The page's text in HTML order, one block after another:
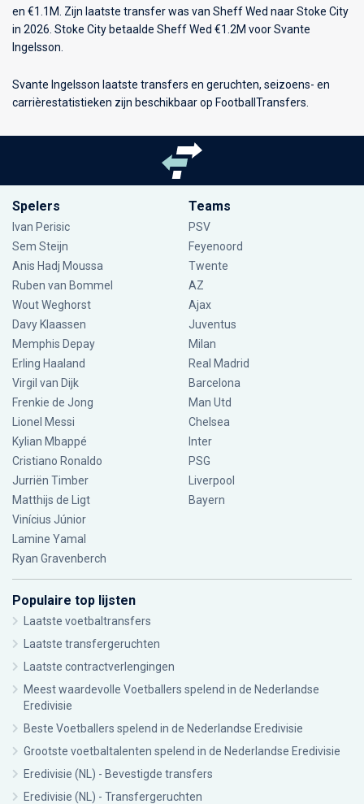
en €1.1M. Zijn laatste transfer was van Sheff Wed naar Stoke City
in 2026. Stoke City betaalde Sheff Wed €1.2M voor Svante
Ingelsson.
Svante Ingelsson laatste transfers en geruchten, seizoens- en
carrièrestatistieken zijn beschikbaar op FootballTransfers.
Spelers
Ivan Perisic
Sem Steijn
Anis Hadj Moussa
Ruben van Bommel
Wout Weghorst
Davy Klaassen
Memphis Depay
Erling Haaland
Virgil van Dijk
Frenkie de Jong
Lionel Messi
Kylian Mbappé
Cristiano Ronaldo
Jurriën Timber
Matthijs de Ligt
Vinícius Júnior
Lamine Yamal
Ryan Gravenberch
Teams
PSV
Feyenoord
Twente
AZ
Ajax
Juventus
Milan
Real Madrid
Barcelona
Man Utd
Chelsea
Inter
PSG
Liverpool
Bayern
Populaire top lijsten
Laatste voetbaltransfers
Laatste transfergeruchten
Laatste contractverlengingen
Meest waardevolle Voetballers spelend in de Nederlandse
Eredivisie
Beste Voetballers spelend in de Nederlandse Eredivisie
Grootste voetbaltalenten spelend in de Nederlandse Eredivisie
Eredivisie (NL) - Bevestigde transfers
Eredivisie (NL) - Transfergeruchten